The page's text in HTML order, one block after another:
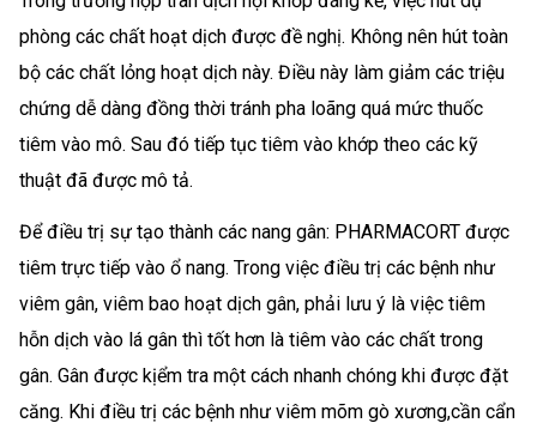
phòng các chất hoạt dịch được đề nghị. Không nên hút toàn
bộ các chất lỏng hoạt dịch này. Điều này làm giảm các triệu
chứng dễ dàng đồng thời tránh pha loãng quá mức thuốc
tiêm vào mô. Sau đó tiếp tục tiêm vào khớp theo các kỹ
thuật đã được mô tả.
Để điều trị sự tạo thành các nang gân: PHARMACORT được
tiêm trực tiếp vào ổ nang. Trong việc điều trị các bệnh như
viêm gân, viêm bao hoạt dịch gân, phải lưu ý là việc tiêm
hỗn dịch vào lá gân thì tốt hơn là tiêm vào các chất trong
gân. Gân được kịểm tra một cách nhanh chóng khi được đặt
căng. Khi điều trị các bệnh như viêm mõm gò xương,cần cẩn